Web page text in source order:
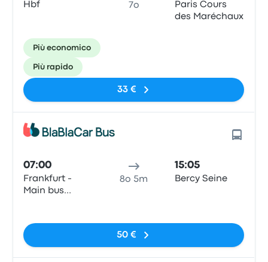
Hbf 7o
Paris Cours
des Maréchaux
Più economico
Più rapido
33 €
07:00
Frankfurt -
Main bus
8o 5m
15:05
Bercy Seine
50 €